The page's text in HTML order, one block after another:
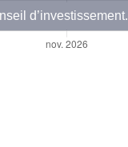
d’investissement.